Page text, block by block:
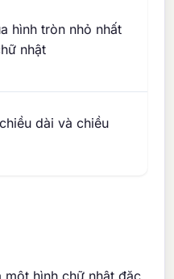
hình tròn nhỏ nhất
nhật
dài và chiều